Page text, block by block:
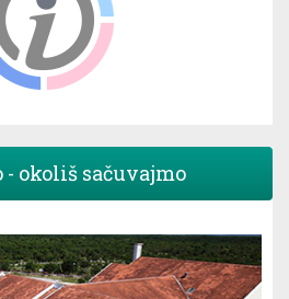
okoliš sačuvajmo